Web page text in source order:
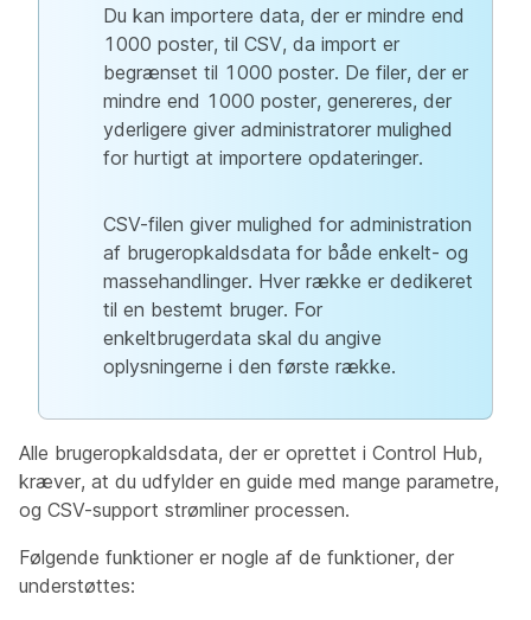
Du kan importere data, der er mindre end
1000 poster, til CSV, da import er
begrænset til 1000 poster. De filer, der er
mindre end 1000 poster, genereres, der
yderligere giver administratorer mulighed
for hurtigt at importere opdateringer.
CSV-filen giver mulighed for administration
af brugeropkaldsdata for både enkelt- og
massehandlinger. Hver række er dedikeret
til en bestemt bruger. For
enkeltbrugerdata skal du angive
oplysningerne i den første række.
Alle brugeropkaldsdata, der er oprettet i Control Hub,
kræver, at du udfylder en guide med mange parametre,
og CSV-support strømliner processen.
Følgende funktioner er nogle af de funktioner, der
understøttes: